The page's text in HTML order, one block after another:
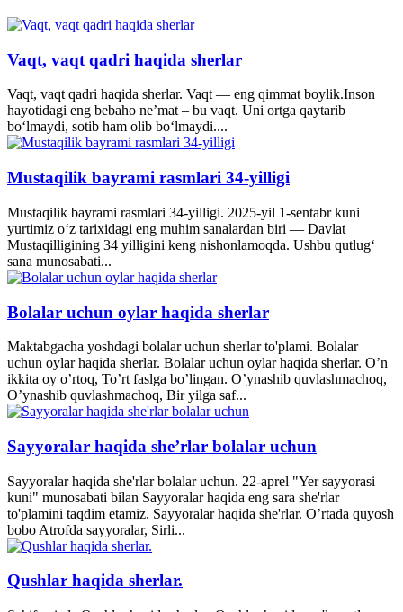
Vaqt, vaqt qadri haqida sherlar
Vaqt, vaqt qadri haqida sherlar. Vaqt — eng qimmat boylik.Inson
hayotidagi eng bebaho ne’mat – bu vaqt. Uni ortga qaytarib
bo‘lmaydi, sotib ham olib bo‘lmaydi....
Mustaqilik bayrami rasmlari 34-yilligi
Mustaqilik bayrami rasmlari 34-yilligi. 2025-yil 1-sentabr kuni
yurtimiz o‘z tarixidagi eng muhim sanalardan biri — Davlat
Mustaqilligining 34 yilligini keng nishonlamoqda. Ushbu qutlug‘
sana munosabati...
Bolalar uchun oylar haqida sherlar
Maktabgacha yoshdagi bolalar uchun sherlar to'plami. Bolalar
uchun oylar haqida sherlar. Bolalar uchun oylar haqida sherlar. O’n
ikkita oy o’rtoq, To’rt faslga bo’lingan. O’ynashib quvlashmachoq,
O’ynashib quvlashmachoq, Bir yilga saf...
Sayyoralar haqida she’rlar bolalar uchun
Sayyoralar haqida she'rlar bolalar uchun. 22-aprel "Yer sayyorasi
kuni" munosabati bilan Sayyoralar haqida eng sara she'rlar
to'plamini taqdim etamiz. Sayyoralar haqida she'rlar. O’rtada quyosh
bobo Atrofda sayyoralar, Sirli...
Qushlar haqida sherlar.